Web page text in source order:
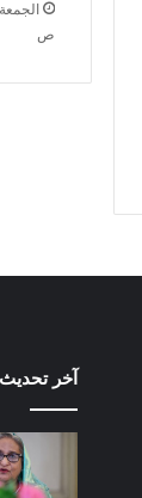
ص
آخر تحديث